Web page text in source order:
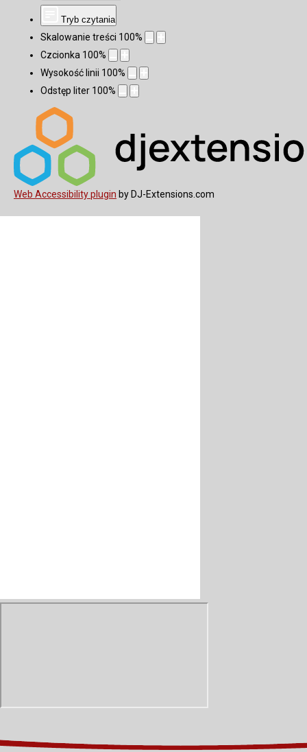
Tryb czytania
Skalowanie treści 100%
Czcionka 100%
Wysokość linii 100%
Odstęp liter 100%
Web Accessibility plugin by DJ-Extensions.com